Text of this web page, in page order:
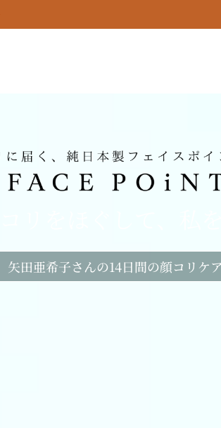
矢田亜希子さんの14日間の顔コリ